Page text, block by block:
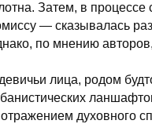
Затем, в
— сказывалась
по мнению
лица, родом
духовного